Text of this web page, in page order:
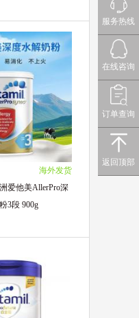
服务热线
在线咨询
订单查询
返回顶部
+限制2单/周-jd
单罐)
海外发货
爱他美AllerPro深
3段 900g
330.74/单罐)